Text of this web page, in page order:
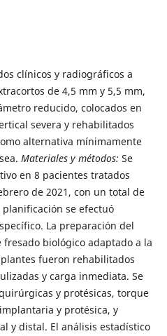
clínicos y radiográficos a
de 4,5 mm y 5,5 mm,
reducido, colocados en
severa y rehabilitados
alternativa mínimamente
Materiales y métodos: Se
en 8 pacientes tratados
de 2021, con un total de
se efectuó
La preparación del
biológico adaptado a la
fueron rehabilitados
y carga inmediata. Se
y protésicas, torque
y protésica, y
y distal. El análisis estadístico